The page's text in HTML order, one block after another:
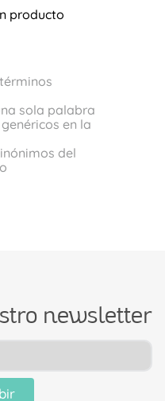
producto
sola palabra
en la
del
newsletter